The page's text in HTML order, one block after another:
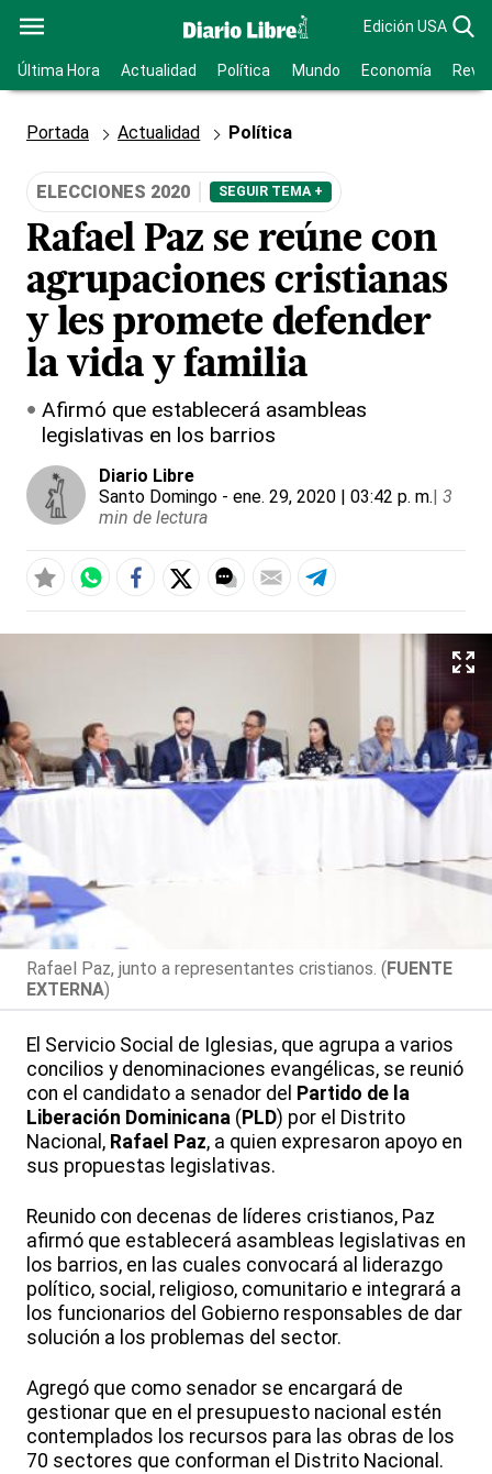
Edición USA
Última Hora Actualidad Política Mundo Economía
Portada Actualidad Política
ELECCIONES 2020 SEGUIR TEMA +
Rafael Paz se reúne con
agrupaciones cristianas
y les promete defender
la vida y familia
Afirmó que establecerá asambleas
legislativas en los barrios
Diario Libre
Santo Domingo - ene. 29, 2020 | 03:42 p. m.| 3
min de lectura
Rafael Paz, junto a representantes cristianos. (FUENTE
EXTERNA)
El Servicio Social de Iglesias, que agrupa a varios
concilios y denominaciones evangélicas, se reunió
con el candidato a senador del Partido de la
Liberación Dominicana ( PLD) por el Distrito
Nacional, Rafael Paz, a quien expresaron apoyo en
sus propuestas legislativas.
Reunido con decenas de líderes cristianos, Paz
afirmó que establecerá asambleas legislativas en
los barrios, en las cuales convocará al liderazgo
político, social, religioso, comunitario e integrará a
los funcionarios del Gobierno responsables de dar
solución a los problemas del sector.
Agregó que como senador se encargará de
gestionar que en el presupuesto nacional estén
contemplados los recursos para las obras de los
70 sectores que conforman el Distrito Nacional.